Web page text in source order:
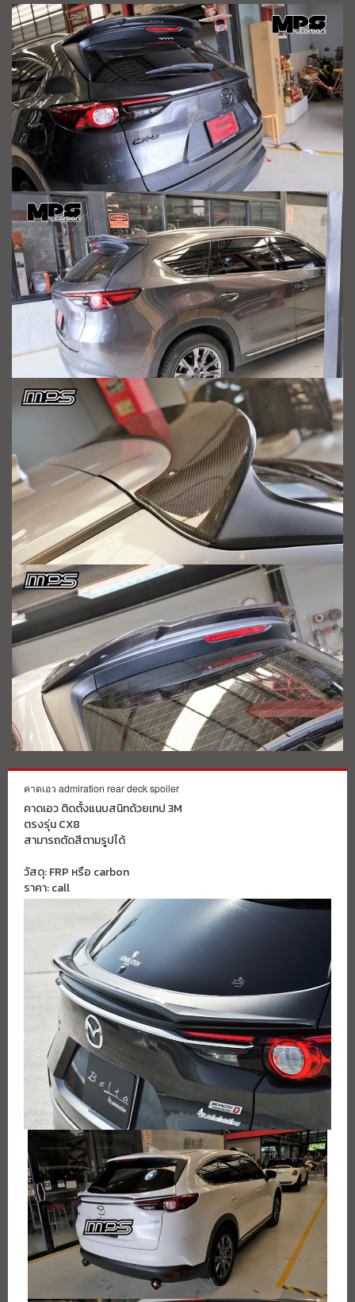
คาดเอว admiration rear deck spoiler
คาดเอว ติดตั้งแนบสนิทด้วยเทป 3M
ตรงรุ่น CX8
สามารถตัดสีตามรูปได้
วัสดุ: FRP หรือ carbon
ราคา: call